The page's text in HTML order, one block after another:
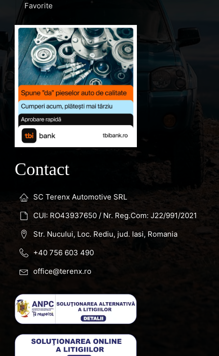
Favorite
Contact
SC Terenx Automotive SRL
CUI: RO43937650 / Nr. Reg.Com: J22/991/2021
Str. Nucului, Loc. Rediu, jud. Iasi, Romania
+40 756 603 490
office@terenx.ro